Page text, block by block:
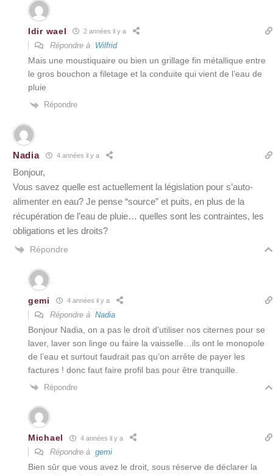
Idir wael 2 années il y a
Répondre à Wilfrid
Mais une moustiquaire ou bien un grillage fin métallique entre
le gros bouchon a filetage et la conduite qui vient de l’eau de
pluie
Répondre
Nadia 4 années il y a
Bonjour,
Vous savez quelle est actuellement la législation pour s’auto-
alimenter en eau? Je pense “source” et puits, en plus de la
récupération de l’eau de pluie… quelles sont les contraintes, les
obligations et les droits?
Répondre
gemi 4 années il y a
Répondre à Nadia
Bonjour Nadia, on a pas le droit d’utiliser nos citernes pour se
laver, laver son linge ou faire la vaisselle…ils ont le monopole
de l’eau et surtout faudrait pas qu’on arrête de payer les
factures ! donc faut faire profil bas pour être tranquille.
Répondre
Michael 4 années il y a
Répondre à gemi
Bien sûr que vous avez le droit, sous réserve de déclarer la